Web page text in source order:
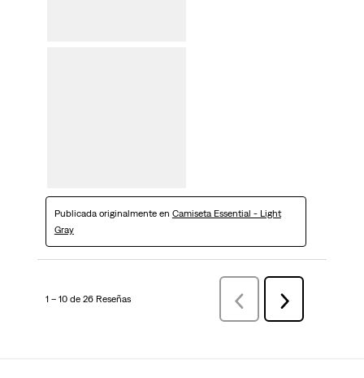
Publicada originalmente en Camiseta Essential - Light
Gray
1 – 10 de 26 Reseñas AnteriorReseñasSiguiente
Reseñas